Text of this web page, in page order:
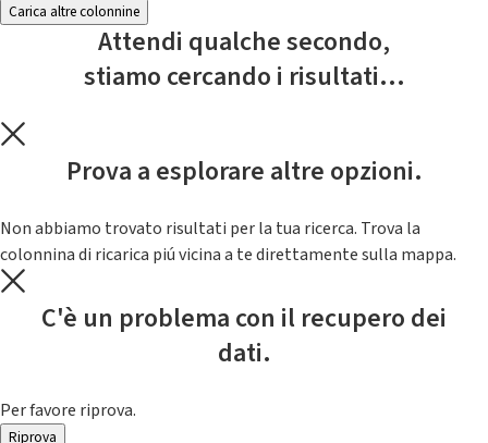
Carica altre colonnine
Attendi qualche secondo,
stiamo cercando i risultati...
Prova a esplorare altre opzioni.
Non abbiamo trovato risultati per la tua ricerca. Trova la
colonnina di ricarica piú vicina a te direttamente sulla mappa.
C'è un problema con il recupero dei
dati.
Per favore riprova.
Riprova